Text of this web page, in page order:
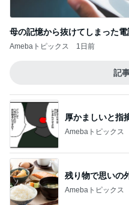
母の記憶から抜けてしまった電
Amebaトピックス 1日前
記
厚かましいと指
Amebaトピックス
残り物で思いの
Amebaトピックス